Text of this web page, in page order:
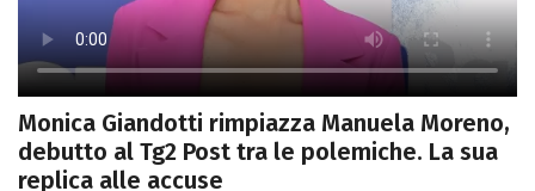
Monica Giandotti rimpiazza Manuela Moreno,
debutto al Tg2 Post tra le polemiche. La sua
replica alle accuse